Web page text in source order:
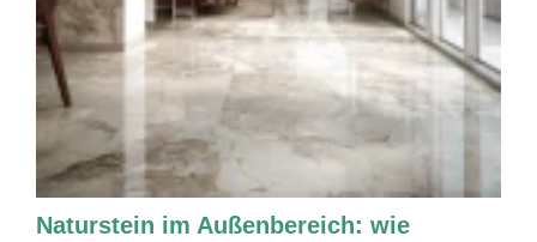
Naturstein im Außenbereich: wie